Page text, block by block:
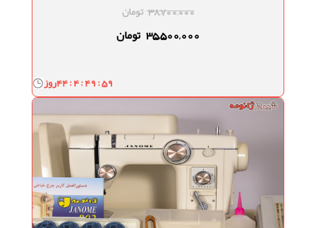
38,700,000 تومان
35,500,000 تومان
روز44 : 4 : 49 : 58